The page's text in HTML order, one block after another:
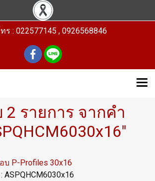
ร : 022577145 , 0926568846
รายการ จากคำ
บ P-Profiles 30x16
ASPQHCM6030x16